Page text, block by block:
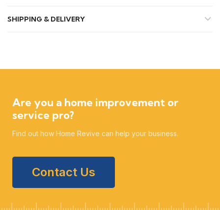
SHIPPING & DELIVERY
Are you a home improvement or
service pro?
Find out how Home Revive can help your business.
Contact Us